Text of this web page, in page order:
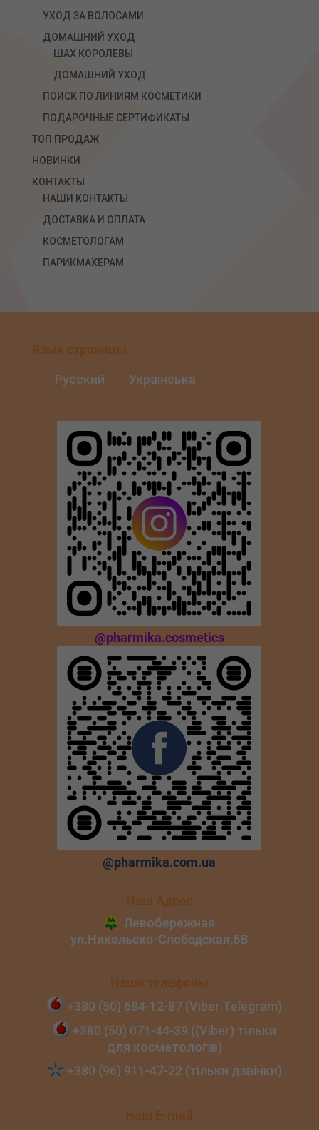
УХОД ЗА ВОЛОСАМИ
ДОМАШНИЙ УХОД
ШАХ КОРОЛЕВЫ
ДОМАШНИЙ УХОД
ПОИСК ПО ЛИНИЯМ КОСМЕТИКИ
ПОДАРОЧНЫЕ СЕРТИФИКАТЫ
ТОП ПРОДАЖ
НОВИНКИ
КОНТАКТЫ
НАШИ КОНТАКТЫ
ДОСТАВКА И ОПЛАТА
КОСМЕТОЛОГАМ
ПАРИКМАХЕРАМ
Язык страницы
Русский Українська
@pharmika.cosmetics
@pharmika.com.ua
Наш Адрес
Наши телефоны
+380 (50) 684‑12‑87 (Viber Telegram)
+380 (50) 071‑44‑39 ((Viber) тільки
для косметологів)
+380 (96) 911‑47‑22 (тільки дзвінки)
Наш E-mail